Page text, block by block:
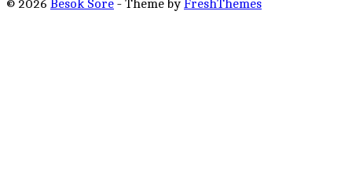
© 2026 Besok Sore - Theme byFreshThemes